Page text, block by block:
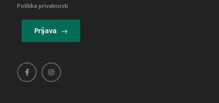
Politika privatnosti
Prijava